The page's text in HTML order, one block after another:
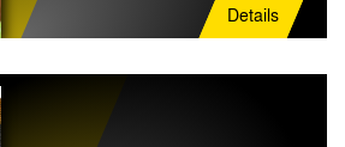
Details